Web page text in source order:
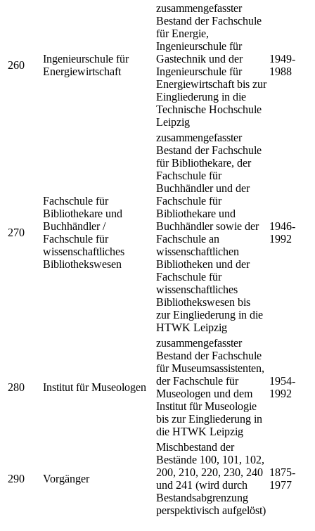
260
Ingenieurschule für
Energiewirtschaft
zusammengefasster
Bestand der Fachschule
für Energie,
Ingenieurschule für
Gastechnik und der
Ingenieurschule für
Energiewirtschaft bis zur
Eingliederung in die
Technische Hochschule
Leipzig
1949-
1988
270
Fachschule für
Bibliothekare und
Buchhändler /
Fachschule für
wissenschaftliches
Bibliothekswesen
zusammengefasster
Bestand der Fachschule
für Bibliothekare, der
Fachschule für
Buchhändler und der
Fachschule für
Bibliothekare und
Buchhändler sowie der
Fachschule an
wissenschaftlichen
Bibliotheken und der
Fachschule für
wissenschaftliches
Bibliothekswesen bis
zur Eingliederung in die
HTWK Leipzig
1946-
1992
280 Institut für Museologen
zusammengefasster
Bestand der Fachschule
für Museumsassistenten,
der Fachschule für
Museologen und dem
Institut für Museologie
bis zur Eingliederung in
die HTWK Leipzig
1954-
1992
290 Vorgänger
Mischbestand der
Bestände 100, 101, 102,
200, 210, 220, 230, 240
und 241 (wird durch
Bestandsabgrenzung
perspektivisch aufgelöst)
1875-
1977